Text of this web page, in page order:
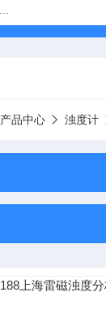
产品中心 浊度计